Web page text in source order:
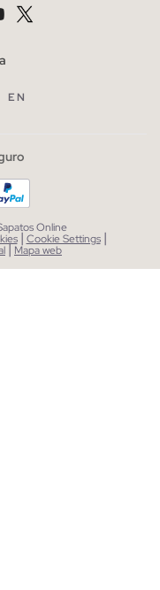
EN
Online
| Cookie Settings |
| Mapa web